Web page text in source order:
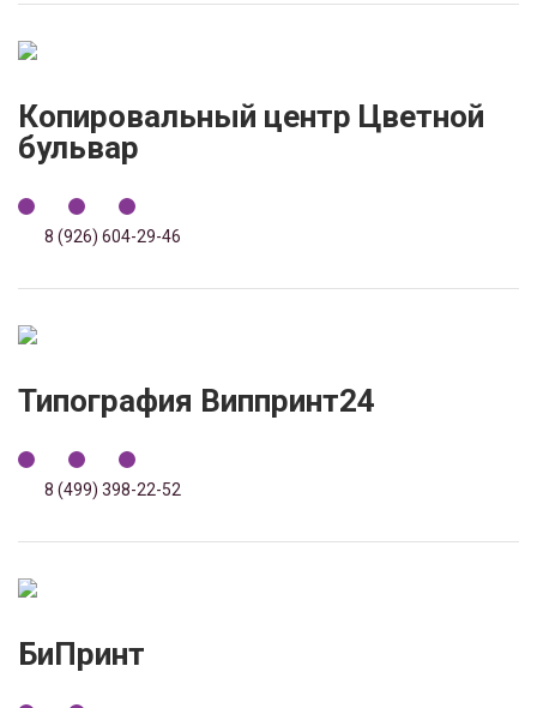
Копировальный центр Цветной
бульвар
8 (926) 604-29-46
Типография Виппринт24
8 (499) 398-22-52
БиПринт